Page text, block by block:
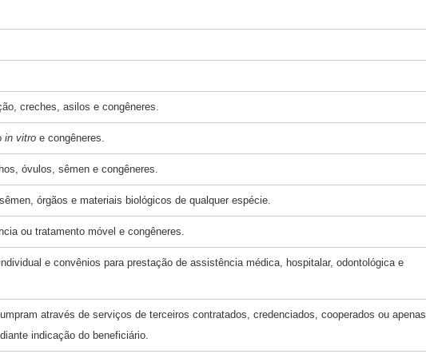
creches, asilos e congêneres.
in vitro e congêneres.
óvulos, sêmen e congêneres.
órgãos e materiais biológicos de qualquer espécie.
ou tratamento móvel e congêneres.
e convênios para prestação de assistência médica, hospitalar, odontológica e
através de serviços de terceiros contratados, credenciados, cooperados ou apenas
indicação do beneficiário.